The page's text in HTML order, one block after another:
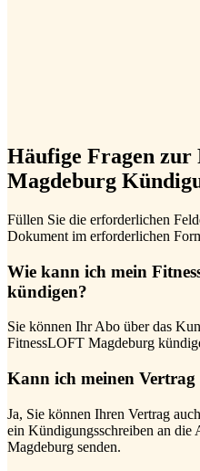
Häufige Fragen zur
Magdeburg
Füllen Sie die erforderlichen
Dokument im erforderlichen
Wie kann ich mein
kündigen?
Sie können Ihr Abo über das
FitnessLOFT Magdeburg
Kann ich meinen
Ja, Sie können Ihren Vertrag
ein Kündigungsschreiben an die
Magdeburg senden.